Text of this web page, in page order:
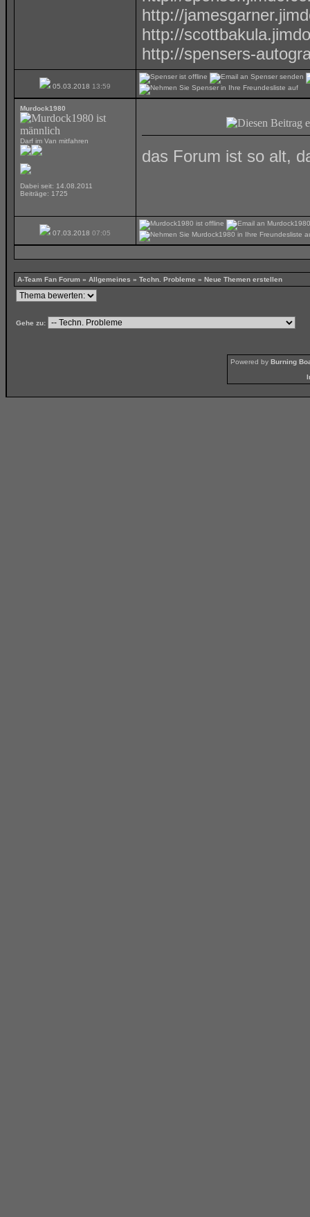
http://
http://
http://spensers-
05.03.2018 13:59
Murdock1980
Darf im Van mitfahren
Dabei seit: 14.08.2011
Beiträge: 1725
das Forum ist so alt,
07.03.2018 07:05
A-Team Fan Forum » Allgemeines » Techn. Probleme » Neue Themen erstellen
Gehe zu:
Powered by Burning